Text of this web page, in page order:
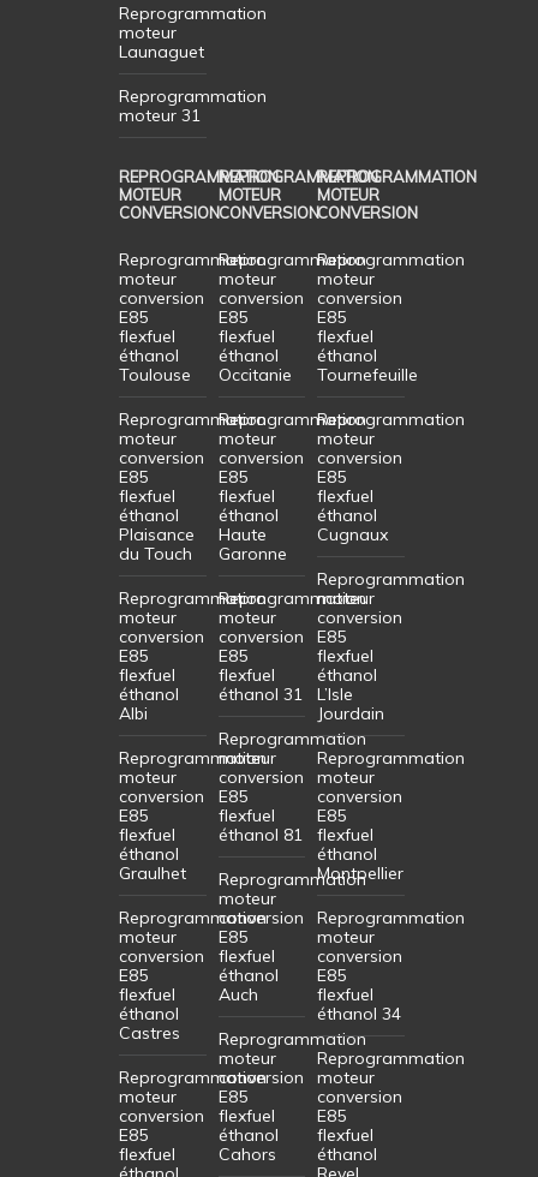
Reprogrammation
moteur
Launaguet
Reprogrammation
moteur 31
REPROGRAMMATION
MOTEUR
CONVERSION
Reprogrammation
moteur
conversion
E85
flexfuel
éthanol
Toulouse
Reprogrammation
moteur
conversion
E85
flexfuel
éthanol
Plaisance
du Touch
Reprogrammation
moteur
conversion
E85
flexfuel
éthanol
Albi
Reprogrammation
moteur
conversion
E85
flexfuel
éthanol
Graulhet
Reprogrammation
moteur
conversion
E85
flexfuel
éthanol
Castres
Reprogrammation
moteur
conversion
E85
flexfuel
REPROGRAMMATION
MOTEUR
CONVERSION
Reprogrammation
moteur
conversion
E85
flexfuel
éthanol
Occitanie
Reprogrammation
moteur
conversion
E85
flexfuel
éthanol
Haute
Garonne
Reprogrammation
moteur
conversion
E85
flexfuel
éthanol 31
Reprogrammation
moteur
conversion
E85
flexfuel
éthanol 81
Reprogrammation
moteur
conversion
E85
flexfuel
éthanol
Auch
Reprogrammation
moteur
conversion
E85
flexfuel
éthanol
Cahors
REPROGRAMMATION
MOTEUR
CONVERSION
Reprogrammation
moteur
conversion
E85
flexfuel
éthanol
Tournefeuille
Reprogrammation
moteur
conversion
E85
flexfuel
éthanol
Cugnaux
Reprogrammation
moteur
conversion
E85
flexfuel
éthanol
L’Isle
Jourdain
Reprogrammation
moteur
conversion
E85
flexfuel
éthanol
Montpellier
Reprogrammation
moteur
conversion
E85
flexfuel
éthanol 34
Reprogrammation
moteur
conversion
E85
flexfuel
éthanol